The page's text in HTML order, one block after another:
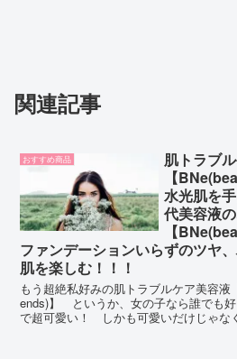
関連記事
おすすめ商品
肌トラブ
【
水光肌を
代美容液
【
ファンデーションいらずのツヤ
肌を楽しむ！！！
もう超絶私好みの肌トラブルケア美容液
ends)】 というか、女の子なら誰でも
で超可愛い！ しかも可愛いだけじゃな